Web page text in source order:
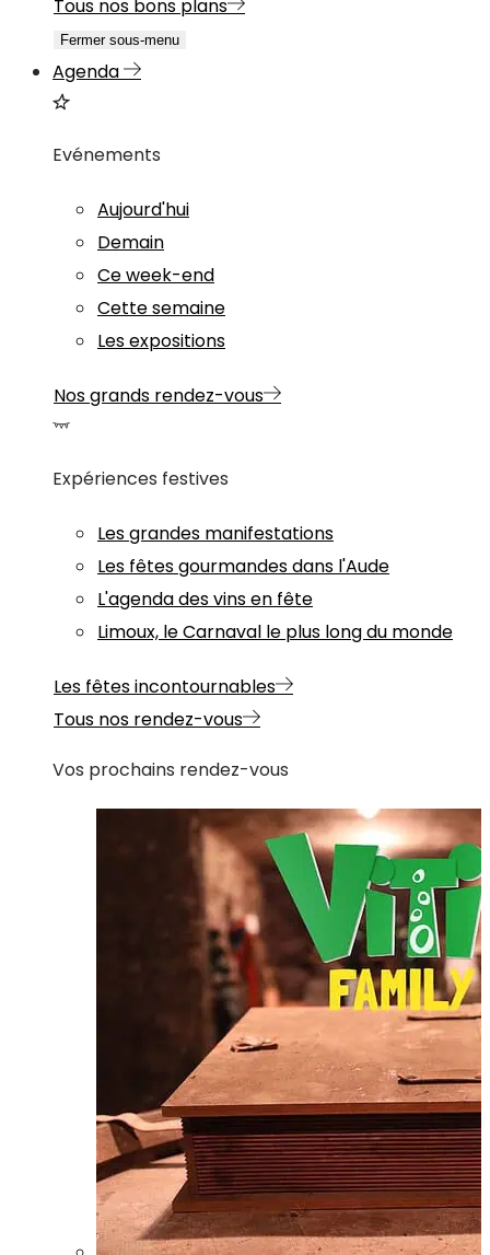
Tous nos bons plans
Fermer sous-menu
Agenda
Evénements
Aujourd'hui
Demain
Ce week-end
Cette semaine
Les expositions
Nos grands rendez-vous
Expériences festives
Les grandes manifestations
Les fêtes gourmandes dans l'Aude
L'agenda des vins en fête
Limoux, le Carnaval le plus long du monde
Les fêtes incontournables
Tous nos rendez-vous
Vos prochains rendez-vous